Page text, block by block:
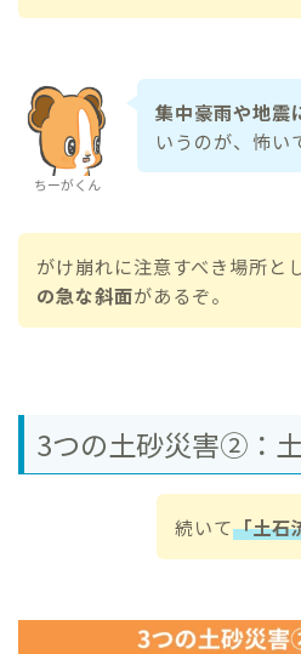
ちーがくん
集中豪雨や地震
いうのが、怖い
がけ崩れに注意すべき場所と
の急な斜面があるぞ。
3つの土砂災害②：
続いて「土石